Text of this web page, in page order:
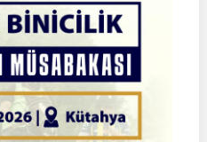
Türkiye
Şampiyonası
Yarı
Final
Müsabakaları